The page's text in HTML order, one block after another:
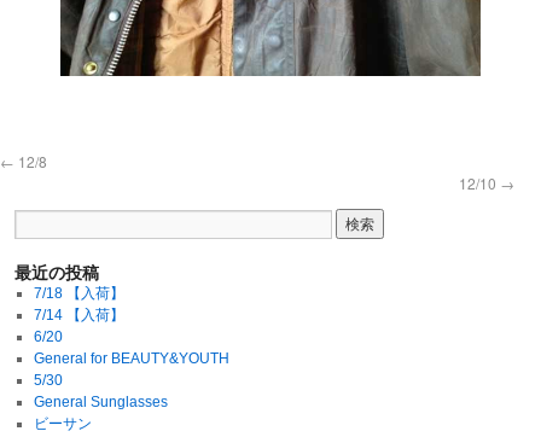
← 12/8
12/10 →
最近の投稿
7/18 【入荷】
7/14 【入荷】
6/20
General for BEAUTY&YOUTH
5/30
General Sunglasses
ビーサン